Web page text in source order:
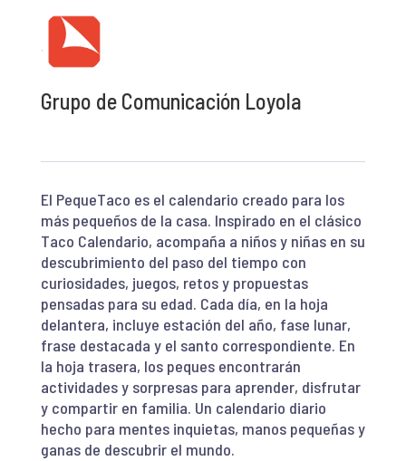
Grupo de Comunicación Loyola
El PequeTaco es el calendario creado para los
más pequeños de la casa. Inspirado en el clásico
Taco Calendario, acompaña a niños y niñas en su
descubrimiento del paso del tiempo con
curiosidades, juegos, retos y propuestas
pensadas para su edad. Cada día, en la hoja
delantera, incluye estación del año, fase lunar,
frase destacada y el santo correspondiente. En
la hoja trasera, los peques encontrarán
actividades y sorpresas para aprender, disfrutar
y compartir en familia. Un calendario diario
hecho para mentes inquietas, manos pequeñas y
ganas de descubrir el mundo.